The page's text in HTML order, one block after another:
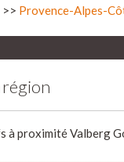
>> Provence-Alpes-
à proximité Valberg